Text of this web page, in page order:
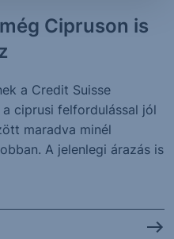
Cipruson is
a Credit Suisse
ciprusi felfordulással jól
maradva minél
A jelenlegi árazás is